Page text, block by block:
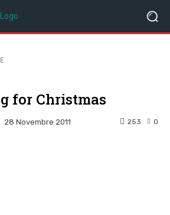
for Christmas
28 Novembre 2011 0
253